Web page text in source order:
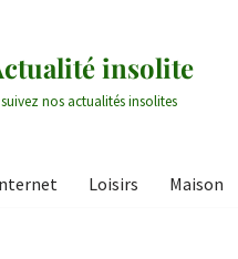
insolite
nos actualités insolites
Loisirs Maison